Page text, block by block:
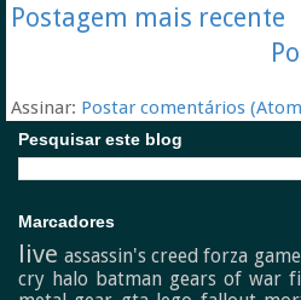
Postagem mais recente
Assinar: Postar comentários
Pesquisar este blog
Marcadores
live assassin's creed forza
cry halo batman gears of war